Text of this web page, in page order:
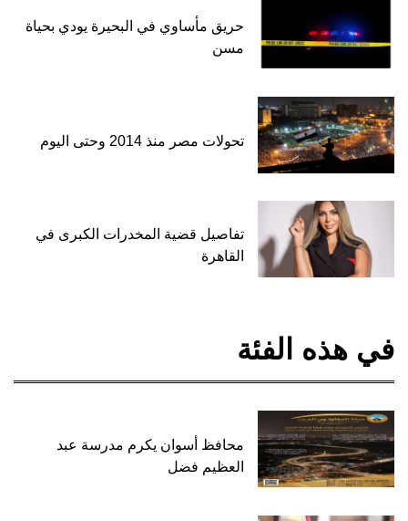
حريق مأساوي في البحيرة يودي بحياة
مسن
تحولات مصر منذ 2014 وحتى اليوم
تفاصيل قضية المخدرات الكبرى في
القاهرة
في هذه الفئة
محافظ أسوان يكرم مدرسة عبد
العظيم فضل